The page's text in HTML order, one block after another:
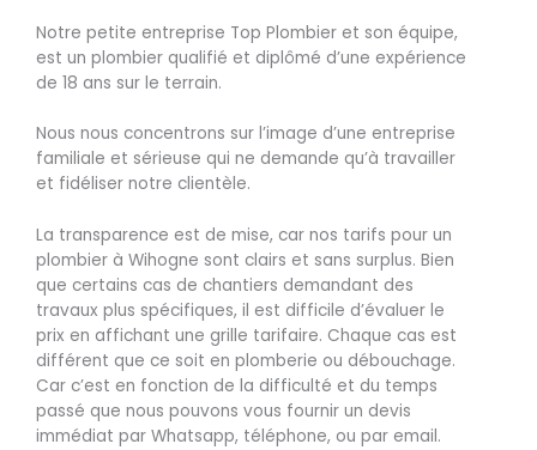
Notre petite entreprise Top Plombier et son équipe,
est un plombier qualifié et diplômé d’une expérience
de 18 ans sur le terrain.
Nous nous concentrons sur l’image d’une entreprise
familiale et sérieuse qui ne demande qu’à travailler
et fidéliser notre clientèle.
La transparence est de mise, car nos tarifs pour un
plombier à Wihogne sont clairs et sans surplus. Bien
que certains cas de chantiers demandant des
travaux plus spécifiques, il est difficile d’évaluer le
prix en affichant une grille tarifaire. Chaque cas est
différent que ce soit en plomberie ou débouchage.
Car c’est en fonction de la difficulté et du temps
passé que nous pouvons vous fournir un devis
immédiat par Whatsapp, téléphone, ou par email.